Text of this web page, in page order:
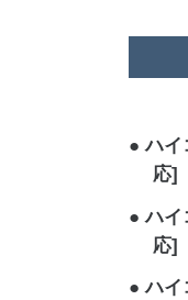
ハイ
応]
ハイ
応]
ハイ